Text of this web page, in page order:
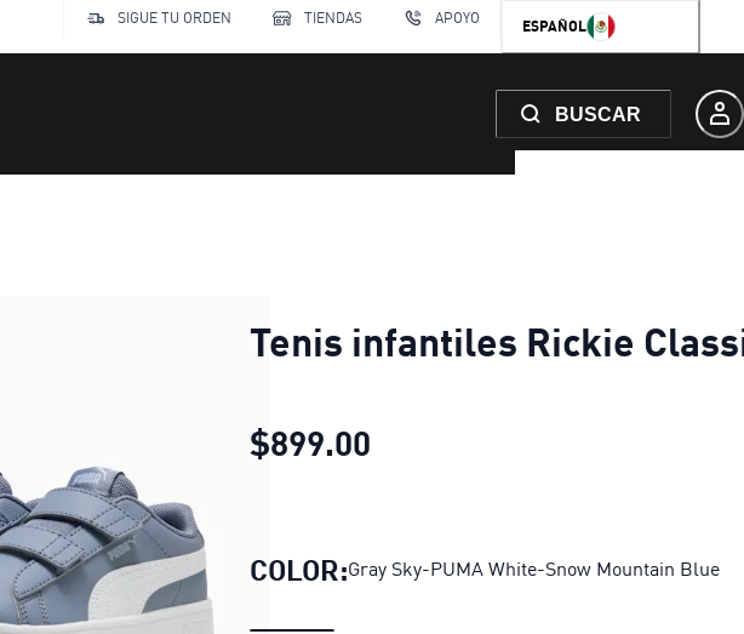
SIGUE TU ORDEN TIENDAS APOYO ESPAÑOL
BUSCAR
Tenis infantiles Rickie
$899.00
COLOR:Gray Sky-PUMA White-Snow Mountain Blue